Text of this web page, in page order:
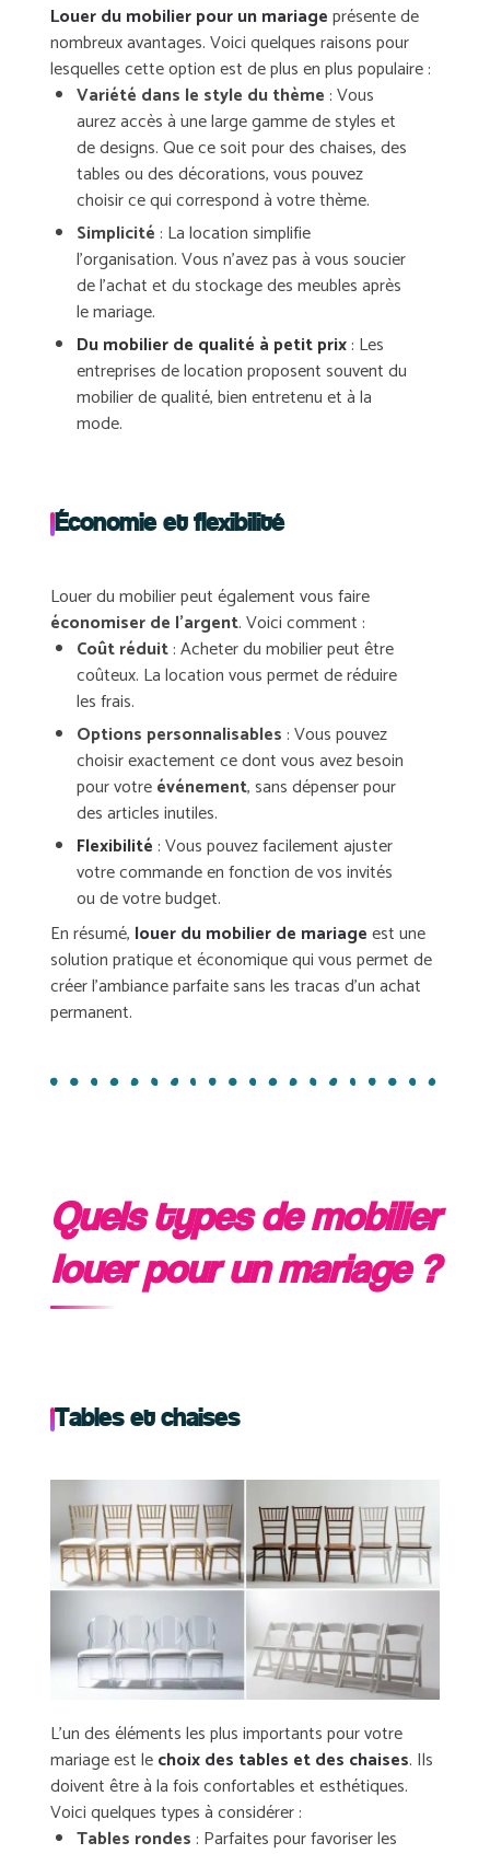
Louer du mobilier pour un mariageprésente de
nombreuxavantages. Voici quelques raisons pour
lesquelles cette option est de plus en plus populaire :
Variété dans le style du thème : Vous
aurez accès à une large gamme de styles et
de designs. Que ce soit pour des chaises, des
tables ou des décorations, vous pouvez
choisir ce qui correspond à votre thème.
Simplicité : La location simplifie
l’organisation. Vous n’avez pas à vous soucier
de l’achat et du stockage des meubles après
le mariage.
Du mobilier de qualité à petit prix: Les
entreprises de location proposent souvent du
mobilier de qualité, bien entretenu et à la
mode.
Économie et flexibilité
Louer du mobilier peut également vous faire
économiser de l’argent. Voici comment :
Coût réduit: Acheter du mobilier peut être
coûteux. La location vous permet de réduire
les frais.
Options personnalisables : Vous pouvez
choisir exactement ce dont vous avez besoin
pour votreévénement, sans dépenser pour
des articles inutiles.
Flexibilité : Vous pouvez facilement ajuster
votre commande en fonction de vos invités
ou de votre budget.
En résumé, louer du mobilier de mariageest une
solution pratique et économique qui vous permet de
créer l’ambiance parfaite sans les tracas d’un achat
permanent.
Quels types de mobilier
louer pour un mariage ?
Tables et chaises
L’un des éléments les plusimportantspour votre
mariage est lechoix des tables et des chaises. Ils
doivent être à la foisconfortableset esthétiques.
Voici quelques types à considérer :
Tables rondes : Parfaites pour favoriser les